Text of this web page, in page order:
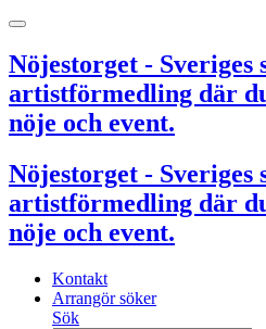
Nöjestorget - Sveriges
artistförmedling där
nöje och event.
Nöjestorget - Sveriges
artistförmedling där
nöje och event.
Kontakt
Arrangör söker
Sök